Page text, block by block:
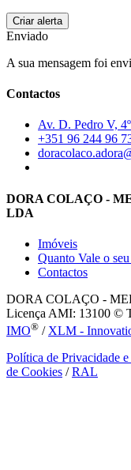
Enviado
A sua mensagem foi
Contactos
Av. D. Pedro V,
+351 96 244 96
DORA COLAÇO -
LDA
Imóveis
Quanto Vale o
Contactos
DORA COLAÇO -
Licença AMI: 13100 ©
IMO® / XLM -
Política de Privacidade
de Cookies /RAL